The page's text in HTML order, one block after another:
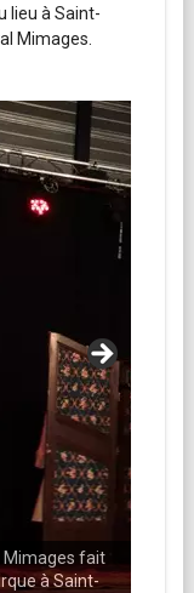
lieu à Saint-
Mimages.
Mimages fait
à Saint-